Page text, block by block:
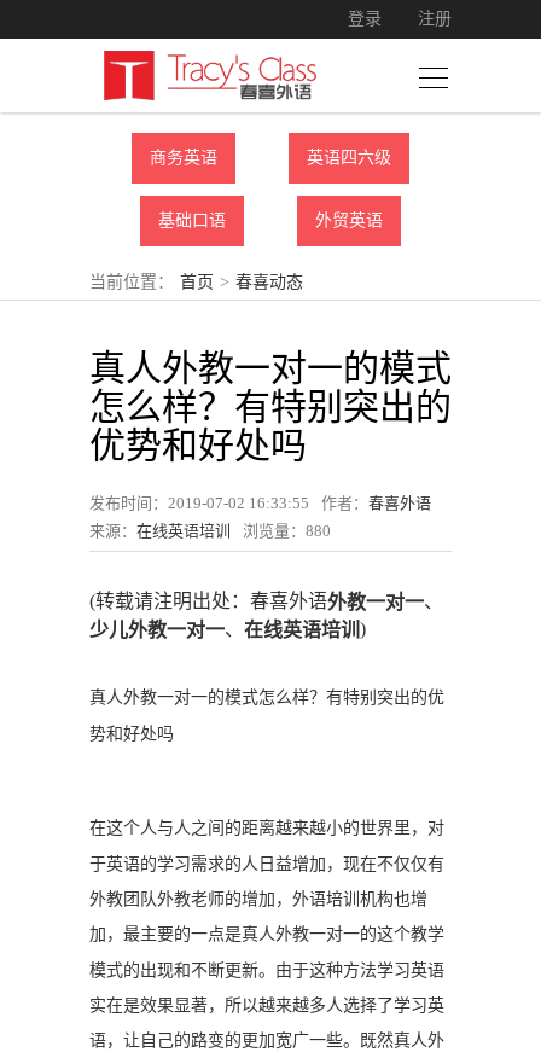
登录 注册
商务英语 英语四六级
基础口语 外贸英语
当前位置： 首页 > 春喜动态
真人外教一对一的模式
怎么样？有特别突出的
优势和好处吗
发布时间：2019-07-02 16:33:55 作者： 春喜外语
来源： 在线英语培训 浏览量： 880
(转载请注明出处：春喜外语外教一对一、
少儿外教一对一、 在线英语培训 )
真人外教一对一的模式怎么样？有特别突出的优
势和好处吗
在这个人与人之间的距离越来越小的世界里，对
于英语的学习需求的人日益增加，现在不仅仅有
外教团队外教老师的增加，外语培训机构也增
加，最主要的一点是真人外教一对一的这个教学
模式的出现和不断更新。由于这种方法学习英语
实在是效果显著，所以越来越多人选择了学习英
语，让自己的路变的更加宽广一些。既然真人外